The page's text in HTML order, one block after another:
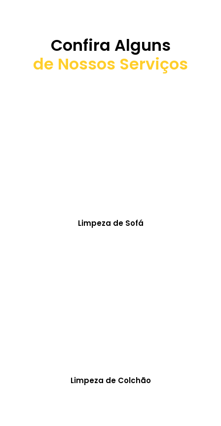
Confira Alguns
de Nossos Serviços
Limpeza de Sofá
Limpeza de Colchão